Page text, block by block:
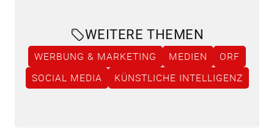
WEITERE THEMEN
WERBUNG & MARKETING MEDIEN
ORF
SOCIAL MEDIA
KÜNSTLICHE INTELLIGENZ